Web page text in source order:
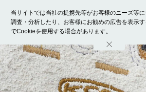
当サイトでは当社の提携先等がお客様のニーズ等に
調査・分析したり、お客様にお勧めの広告を表示す
でCookieを使用する場合があります。
ホーム モデル募集 ランキング